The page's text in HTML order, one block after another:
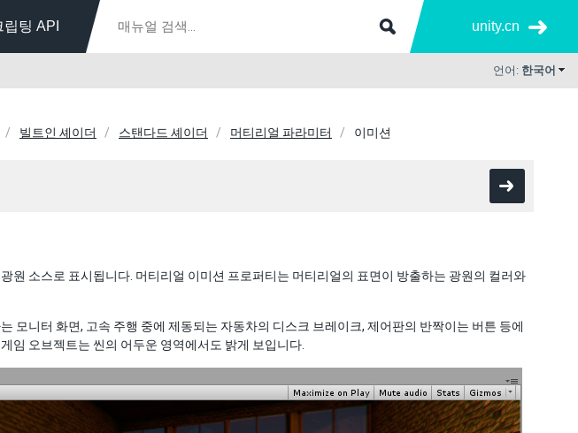
립팅 API unity.cn
언어: 한국어
빌트인 셰이더 스탠다드 셰이더 머티리얼 파라미터 이미션
원 소스로 표시됩니다. 머티리얼 이미션 프로퍼티는 머티리얼의 표면이 방출하는 광원의 컬러와
모니터 화면, 고속 주행 중에 제동되는 자동차의 디스크 브레이크, 제어판의 반짝이는 버튼 등에
임 오브젝트는 씬의 어두운 영역에서도 밝게 보입니다.